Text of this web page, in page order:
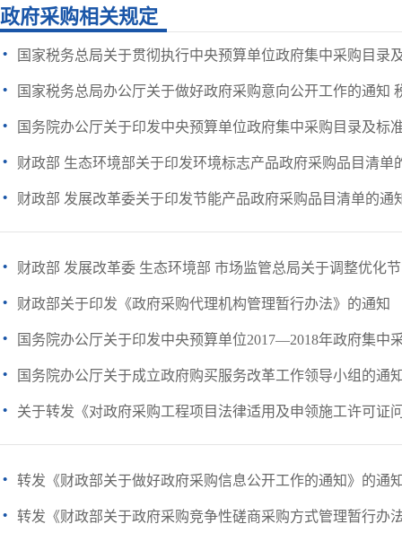
政府采购相关规定
· 国家税务总局关于贯彻执行中央预算单位政府集中采购目录
· 国家税务总局办公厅关于做好政府采购意向公开工作的通知
· 国务院办公厅关于印发中央预算单位政府集中采购目录及标
· 财政部 生态环境部关于印发环境标志产品政府采购品目清单
· 财政部 发展改革委关于印发节能产品政府采购品目清单的通
· 财政部 发展改革委 生态环境部 市场监管总局关于调整优化
· 财政部关于印发《政府采购代理机构管理暂行办法》的通知
· 国务院办公厅关于印发中央预算单位2017—2018年政府集中
· 国务院办公厅关于成立政府购买服务改革工作领导小组的通
· 关于转发《对政府采购工程项目法律适用及申领施工许可证
· 转发《财政部关于做好政府采购信息公开工作的通知》的通
· 转发《财政部关于政府采购竞争性磋商采购方式管理暂行办